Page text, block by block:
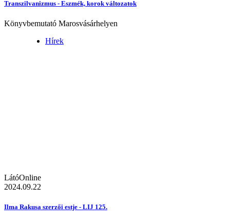
Transzilvanizmus - Eszmék, korok változatok
Könyvbemutató Marosvásárhelyen
Hírek
LátóOnline
2024.09.22
Ilma Rakusa szerzői estje - LIJ 125.